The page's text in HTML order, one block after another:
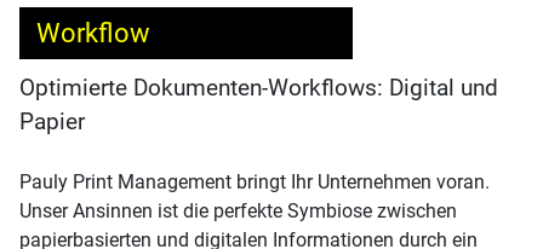
Workflow
Optimierte Dokumenten-Workflows: Digital und
Papier
Pauly Print Management bringt Ihr Unternehmen voran.
Unser Ansinnen ist die perfekte Symbiose zwischen
papierbasierten und digitalen Informationen durch ein